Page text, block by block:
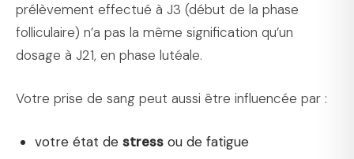
prélèvement effectué à J3 (début de la phase
folliculaire) n’a pas la même signification qu’un
dosage à J21, en phase lutéale.
Votre prise de sang peut aussi être influencée par :
votre état de stressou de fatigue